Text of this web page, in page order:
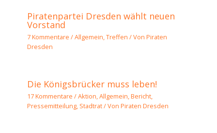
Piratenpartei Dresden wählt neuen
Vorstand
7 Kommentare /Allgemein,Treffen / VonPiraten
Dresden
Die Königsbrücker muss leben!
17 Kommentare /Aktion,Allgemein,Bericht,
Pressemitteilung, Stadtrat/ VonPiraten Dresden